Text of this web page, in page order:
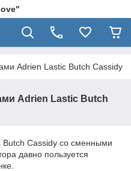
Adrien Lastic Butch Cassidy
Adrien Lastic Butch
Butch Cassidy со сменными
давно пользуется